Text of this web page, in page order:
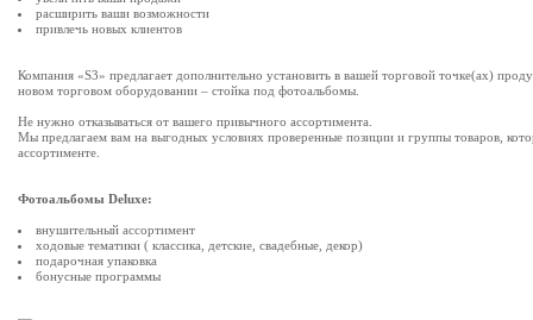
расширить ваши возможности
привлечь новых клиентов
Компания «S3» предлагает дополнительно установить в вашей торговой точке(ах)
новом торговом оборудовании – стойка под фотоальбомы.
Не нужно отказываться от вашего привычного ассортимента.
Мы предлагаем вам на выгодных условиях проверенные позиции и группы товаров,
ассортименте.
Фотоальбомы Deluxe:
внушительный ассортимент
ходовые тематики ( классика, детские, свадебные, декор)
подарочная упаковка
бонусные программы